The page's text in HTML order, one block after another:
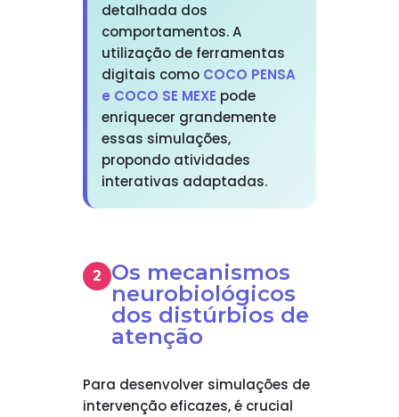
detalhada dos
comportamentos. A
utilização de ferramentas
digitais como COCO PENSA
e COCO SE MEXE pode
enriquecer grandemente
essas simulações,
propondo atividades
interativas adaptadas.
Os mecanismos
neurobiológicos
dos distúrbios de
atenção
Para desenvolver simulações de
intervenção eficazes, é crucial